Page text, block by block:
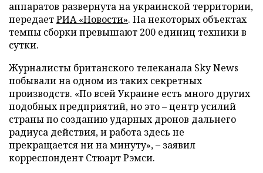
аппаратов развернута на украинской территории,
передаетРИА «Новости». На некоторых объектах
темпы сборки превышают 200 единиц техники в
сутки.
Журналисты британского телеканала Sky News
побывали на одном из таких секретных
производств. «По всей Украине есть много других
подобных предприятий, но это – центр усилий
страны по созданию ударных дронов дальнего
радиуса действия, и работа здесь не
прекращается ни на минуту», – заявил
корреспондент Стюарт Рэмси.